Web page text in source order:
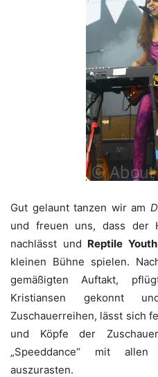
Gut gelaunt tanzen wir am
und freuen uns, dass der
nachlässt und Reptile Youth
kleinen Bühne spielen.
gemäßigten Auftakt,
Kristiansen gekonnt
Zuschauerreihen, lässt sich
und Köpfe der
„Speeddance“ mit allen
auszurasten.